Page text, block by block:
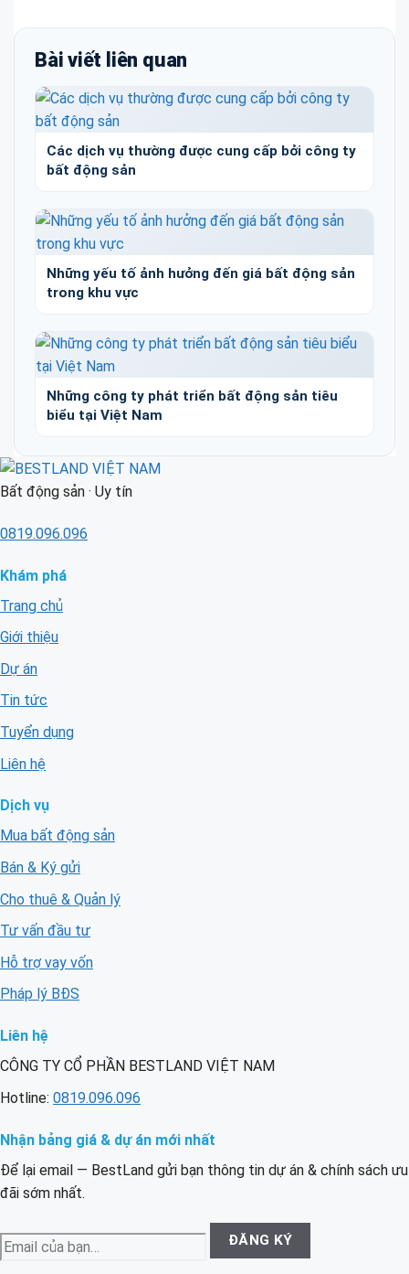
Bài viết liên quan
Các dịch vụ thường được cung cấp bởi công ty
bất động sản
Những yếu tố ảnh hưởng đến giá bất động sản
trong khu vực
Những công ty phát triển bất động sản tiêu
biểu tại Việt Nam
Bất động sản · Uy tín
0819.096.096
Khám phá
Trang chủ
Giới thiệu
Dự án
Tin tức
Tuyển dụng
Liên hệ
Dịch vụ
Mua bất động sản
Bán & Ký gửi
Cho thuê & Quản lý
Tư vấn đầu tư
Hỗ trợ vay vốn
Pháp lý BĐS
Liên hệ
CÔNG TY CỔ PHẦN BESTLAND VIỆT NAM
Hotline: 0819.096.096
Nhận bảng giá & dự án mới nhất
Để lại email — BestLand gửi bạn thông tin dự án & chính sách ưu
đãi sớm nhất.
Email
của
ĐĂNG KÝ